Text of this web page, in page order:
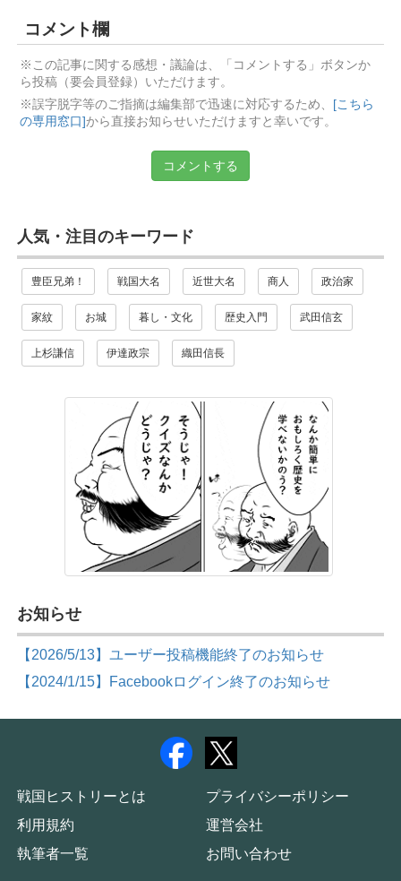
コメント欄
※この記事に関する感想・議論は、「コメントする」ボタンか
ら投稿（要会員登録）いただけます。
※誤字脱字等のご指摘は編集部で迅速に対応するため、
[こちら
の専用窓口]から直接お知らせいただけますと幸いです。
コメントする
人気・注目のキーワード
豊臣兄弟！ 戦国大名 近世大名 商人 政治家
家紋 お城 暮し・文化 歴史入門 武田信玄
上杉謙信 伊達政宗 織田信長
お知らせ
【2026/5/13】ユーザー投稿機能終了のお知らせ
【2024/1/15】Facebookログイン終了のお知らせ
戦国ヒストリーとは
プライバシーポリシー
利用規約
運営会社
執筆者一覧
お問い合わせ